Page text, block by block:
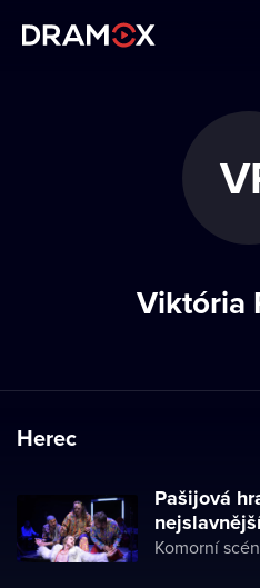
Viktória
Herec
Pašijová
Komorní